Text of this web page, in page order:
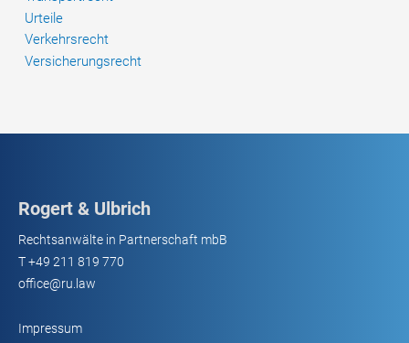
Urteile
Verkehrsrecht
Versicherungsrecht
Rogert & Ulbrich
Rechtsanwälte in Partnerschaft mbB
T+49 211 819 770
office@ru.law
Impressum